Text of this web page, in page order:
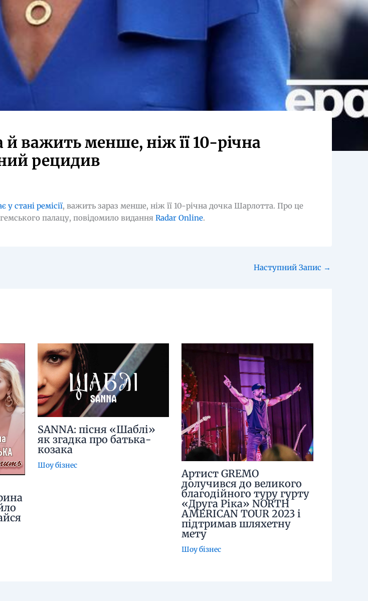
й важить менше, ніж її 10-річна
рецидив
у стані ремісії, важить зараз менше, ніж її 10-річна дочка Шарлотта. Про це
палацу, повідомило видання Radar Online.
Наступний Запис →
SANNA: пісня «Шаблі»
як згадка про батька-
козака
Шоу бізнес
Артист GREMO
долучився до великого
благодійного туру гурту
«Друга Ріка» NORTH
AMERICAN TOUR 2023 і
підтримав шляхетну
мету
Шоу бізнес